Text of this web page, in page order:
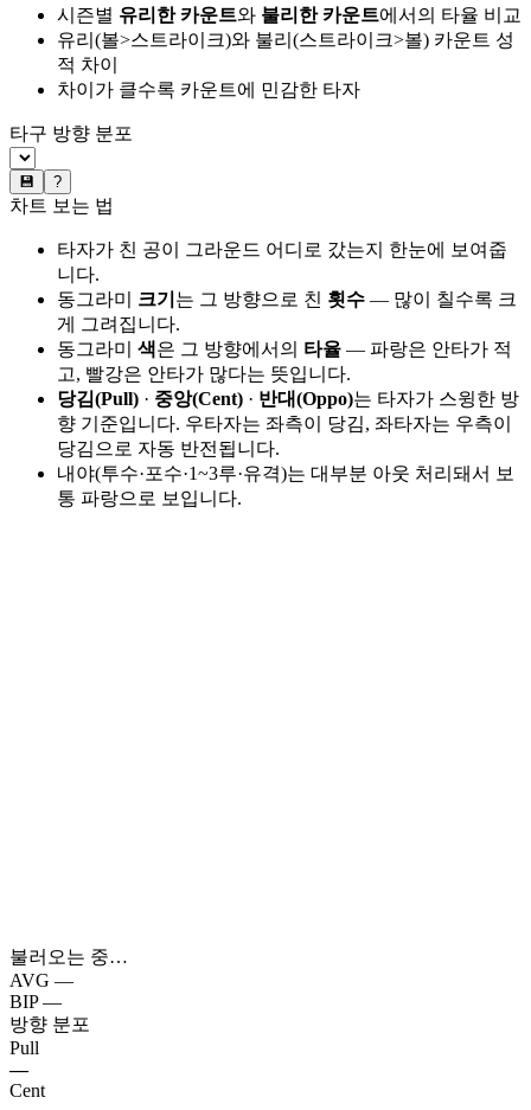
시즌별 유리한 카운트와 불리한 카운트에서의 타율 비교
유리(볼>스트라이크)와 불리(스트라이크>볼) 카운트 성
적 차이
차이가 클수록 카운트에 민감한 타자
타구 방향 분포
💾 ?
차트 보는 법
타자가 친 공이 그라운드 어디로 갔는지 한눈에 보여줍
니다.
동그라미 크기 는 그 방향으로 친 횟수 — 많이 칠수록 크
게 그려집니다.
동그라미 색은 그 방향에서의 타율 — 파랑은 안타가 적
고, 빨강은 안타가 많다는 뜻입니다.
당김(Pull) · 중앙(Cent) · 반대(Oppo)는 타자가 스윙한 방
향 기준입니다. 우타자는 좌측이 당김, 좌타자는 우측이
당김으로 자동 반전됩니다.
내야(투수·포수·1~3루·유격)는 대부분 아웃 처리돼서 보
통 파랑으로 보입니다.
불러오는 중…
AVG —
BIP —
방향 분포
Pull
—
Cent